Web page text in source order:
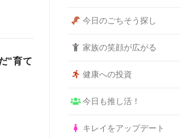
“育て
今日のごちそう探し
家族の笑顔が広がる
健康への投資
今日も推し活！
キレイをアップデート